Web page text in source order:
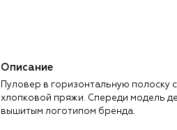
Описание
Пуловер в горизонтальную полоску
хлопковой пряжи. Спереди модель
вышитым логотипом бренда.